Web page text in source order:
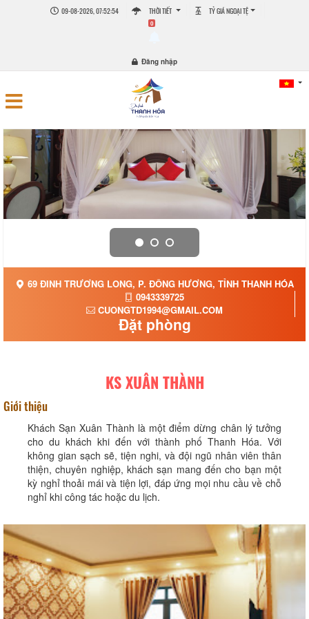
09-08-2026, 07:52:55 THỜI TIẾT TỶ GIÁ NGOẠI TỆ
0
Đăng nhập
69 ĐINH TRƯƠNG LONG, P. ĐÔNG HƯƠNG, TỈNH THANH HÓA
0943339725
CUONGTD1994@GMAIL.COM
Đặt phòng
KS XUÂN THÀNH
Giới thiệu
Khách Sạn Xuân Thành là một điểm dừng chân lý tưởng
cho du khách khi đến với thành phố Thanh Hóa. Với
không gian sạch sẽ, tiện nghi, và đội ngũ nhân viên thân
thiện, chuyên nghiệp, khách sạn mang đến cho bạn một
kỳ nghỉ thoải mái và tiện lợi, đáp ứng mọi nhu cầu về chỗ
nghỉ khi công tác hoặc du lịch.